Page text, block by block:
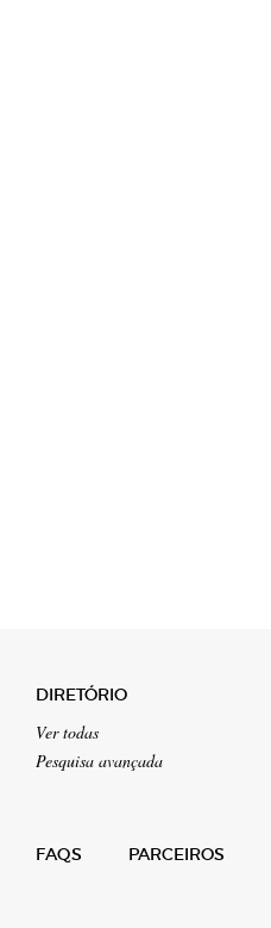
DIRETÓRIO
Ver todas
Pesquisa avançada
FAQS PARCEIROS